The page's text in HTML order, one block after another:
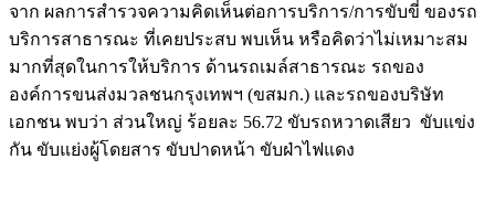
จาก ผลการสำรวจความคิดเห็นต่อการบริการ/การขับขี่ ของรถ
บริการสาธารณะ ที่เคยประสบ พบเห็น หรือคิดว่าไม่เหมาะสม
มากที่สุดในการให้บริการ ด้านรถเมล์สาธารณะ รถของ
องค์การขนส่งมวลชนกรุงเทพฯ (ขสมก.) และรถของบริษัท
เอกชน พบว่า ส่วนใหญ่ ร้อยละ 56.72 ขับรถหวาดเสียว ขับแข่ง
กัน ขับแย่งผู้โดยสาร ขับปาดหน้า ขับฝ่าไฟแดง